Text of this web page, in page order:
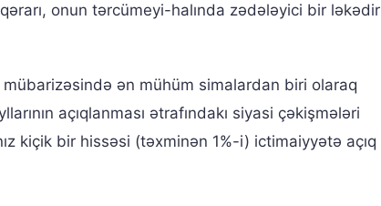
onun tərcümeyi-halında zədələyici bir ləkədir
ən mühüm simalardan biri olaraq
açıqlanması ətrafındakı siyasi çəkişmələri
kiçik bir hissəsi (təxminən 1%-i) ictimaiyyətə açıq